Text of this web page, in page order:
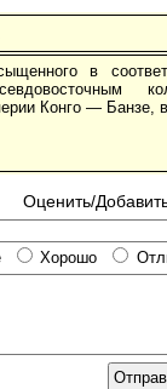
в
Конго — Банзе,
Оценить/
Хорошо